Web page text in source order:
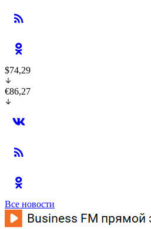
$74,29
€86,27
Все новости